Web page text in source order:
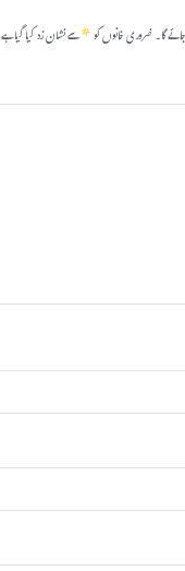
گا۔ضروری خانوں کو*سے نشان زد کیا گیا ہے